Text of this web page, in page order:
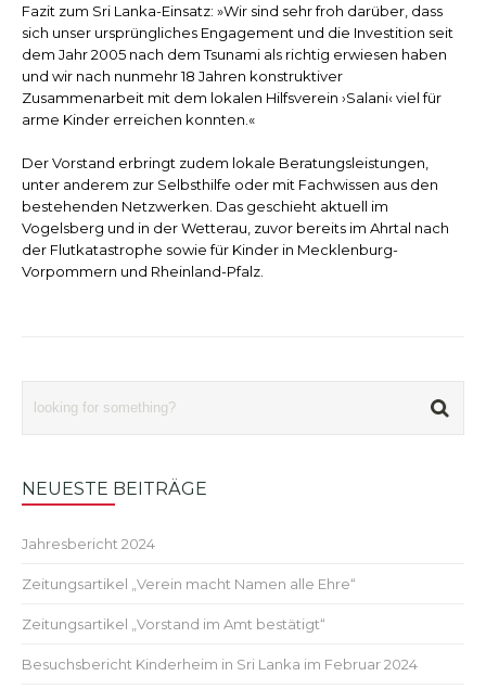
Fazit zum Sri Lanka-Einsatz: »Wir sind sehr froh darüber, dass
sich unser ursprüngliches Engagement und die Investition seit
dem Jahr 2005 nach dem Tsunami als richtig erwiesen haben
und wir nach nunmehr 18 Jahren konstruktiver
Zusammenarbeit mit dem lokalen Hilfsverein ›Salani‹ viel für
arme Kinder erreichen konnten.«
Der Vorstand erbringt zudem lokale Beratungsleistungen,
unter anderem zur Selbsthilfe oder mit Fachwissen aus den
bestehenden Netzwerken. Das geschieht aktuell im
Vogelsberg und in der Wetterau, zuvor bereits im Ahrtal nach
der Flutkatastrophe sowie für Kinder in Mecklenburg-
Vorpommern und Rheinland-Pfalz.
NEUESTE BEITRÄGE
Jahresbericht 2024
Zeitungsartikel „Verein macht Namen alle Ehre“
Zeitungsartikel „Vorstand im Amt bestätigt“
Besuchsbericht Kinderheim in Sri Lanka im Februar 2024